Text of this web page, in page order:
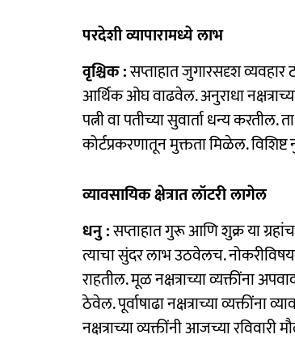
परदेशी व्यापारामध्ये लाभ
वृश्चिक :सप्ताहात जुगारसदृश व्यवहार
आर्थिक ओघ वाढवेल. अनुराधा
पत्नी वा पतीच्या सुवार्ता धन्य करतील.
कोर्टप्रकरणातून मुक्तता मिळेल.
व्यावसायिक क्षेत्रात लॉटरी लागेल
धनु :सप्ताहात गुरू आणि शुक्र या
त्याचा सुंदर लाभ उठवेलच.
राहतील. मूळ नक्षत्राच्या व्यक्तींना
ठेवेल. पूर्वाषाढा नक्षत्राच्या व्यक्तींना
नक्षत्राच्या व्यक्तींनी आजच्या रविवारी